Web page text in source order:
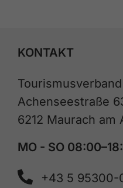
KONTAKT
Achenseestraße
6212 Maurach am
MO - SO
+43 5 95300-